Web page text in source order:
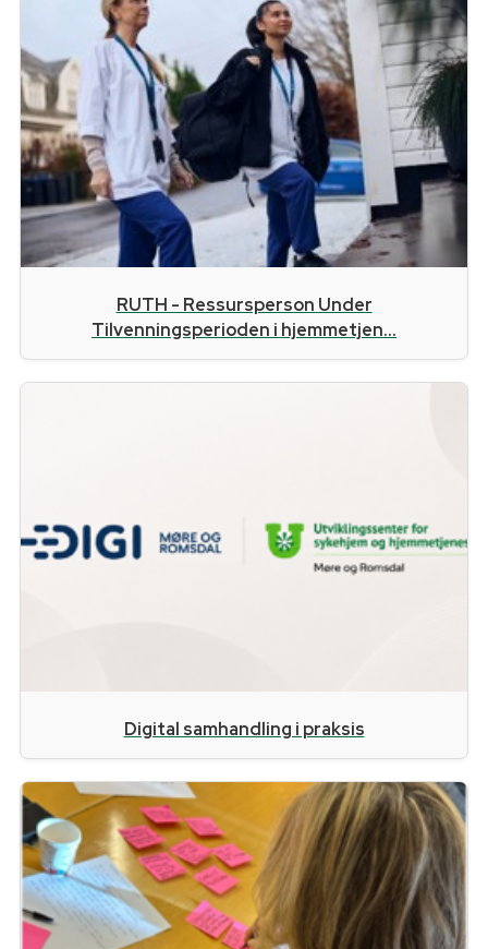
RUTH - Ressursperson Under
Tilvenningsperioden i hjemmetjen...
Digital samhandling i praksis